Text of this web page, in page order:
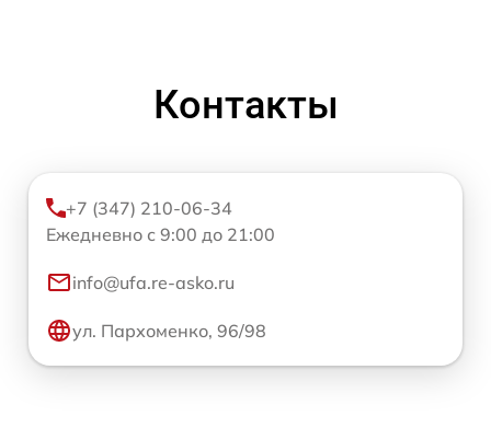
Контакты
+7 (347) 210-06-34
Ежедневно с 9:00 до 21:00
info@ufa.re-asko.ru
ул. Пархоменко, 96/98